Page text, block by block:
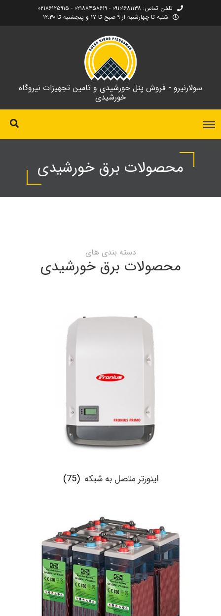
تلفن تماس: ۰۹۱۰۱۶۸۱۱۳۸ - ۰۲۱۸۸۴۵۸۶۱۹ - ۰۲۱۸۶۱۲۵۹۱۵
شنبه تا چهارشنبه از ۹ صبح تا ۱۷ و پنجشنبه تا ۱۲:۳۰
سولارنیرو - فروش پنل خورشیدی و تامین تجهیزات نیروگاه
خورشیدی
محصولات برق خورشیدی
دسته بندی های
محصولات برق خورشیدی
اینورتر متصل به شبکه (75)